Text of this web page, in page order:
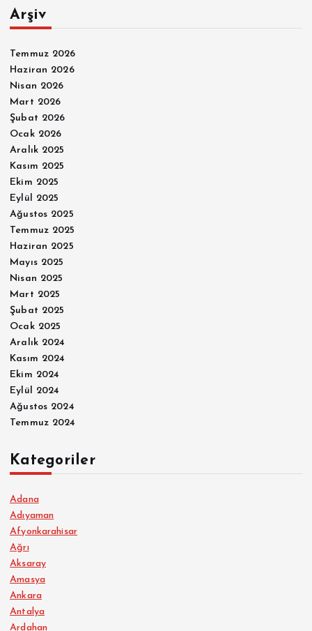
Arşiv
Temmuz 2026
Haziran 2026
Nisan 2026
Mart 2026
Şubat 2026
Ocak 2026
Aralık 2025
Kasım 2025
Ekim 2025
Eylül 2025
Ağustos 2025
Temmuz 2025
Haziran 2025
Mayıs 2025
Nisan 2025
Mart 2025
Şubat 2025
Ocak 2025
Aralık 2024
Kasım 2024
Ekim 2024
Eylül 2024
Ağustos 2024
Temmuz 2024
Kategoriler
Adana
Adıyaman
Afyonkarahisar
Ağrı
Aksaray
Amasya
Ankara
Antalya
Ardahan